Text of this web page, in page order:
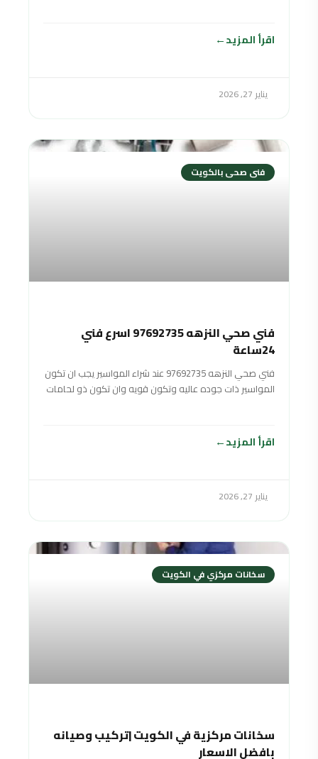
اقرأ المزيد
يناير 27, 2026
فنى صحى بالكويت
فني صحي النزهه 97692735 اسرع فني
24ساعة
فني صحي النزهه 97692735 عند شراء المواسير يجب ان تكون
المواسير ذات جوده عاليه وتكون قويه وان تكون ذو لحامات
اقرأ المزيد
يناير 27, 2026
سخانات مركزي في الكويت
سخانات مركزية في الكويت |تركيب وصيانه
بافضل الاسعار